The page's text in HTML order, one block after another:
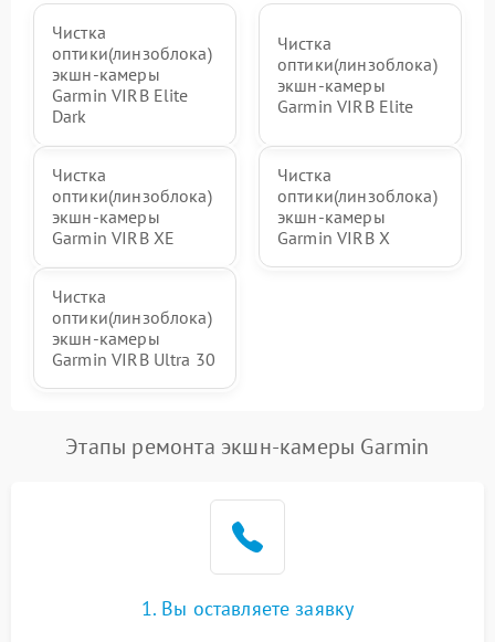
Чистка
оптики(линзоблока)
экшн-камеры
Garmin VIRB Elite
Dark
Чистка
оптики(линзоблока)
экшн-камеры
Garmin VIRB Elite
Чистка
оптики(линзоблока)
экшн-камеры
Garmin VIRB XE
Чистка
оптики(линзоблока)
экшн-камеры
Garmin VIRB X
Чистка
оптики(линзоблока)
экшн-камеры
Garmin VIRB Ultra 30
Этапы ремонта экшн-камеры Garmin
1. Вы оставляете заявку